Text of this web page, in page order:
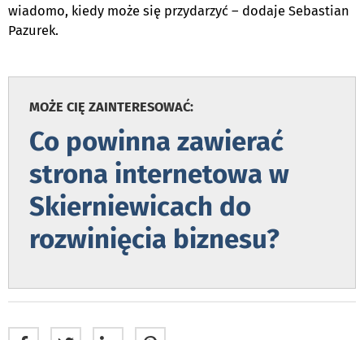
wiadomo, kiedy może się przydarzyć – dodaje Sebastian
Pazurek.
MOŻE CIĘ ZAINTERESOWAĆ:
Co powinna zawierać
strona internetowa w
Skierniewicach do
rozwinięcia biznesu?